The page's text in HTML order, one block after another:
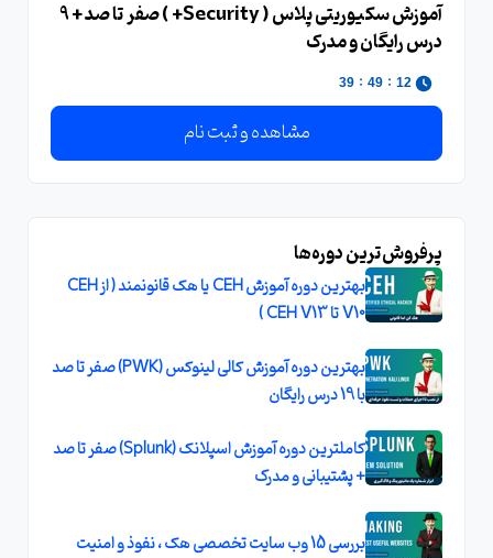
آموزش سکیوریتی پلاس ( Security+ ) صفر تا صد + 9
درس رایگان و مدرک
12
:
49
:
39
مشاهده و ثبت نام
پرفروش‌ترین دوره‌ها
بهترین دوره آموزش CEH یا هک قانونمند ( از CEH
V10 تا CEH V13 )
بهترین دوره آموزش کالی لینوکس (PWK) صفر تا صد
با 19 درس رایگان
کاملترین دوره آموزش اسپلانک (Splunk) صفر تا صد
+ پشتیبانی و مدرک
بررسی 15 وب سایت تخصصی هک ، نفوذ و امنیت